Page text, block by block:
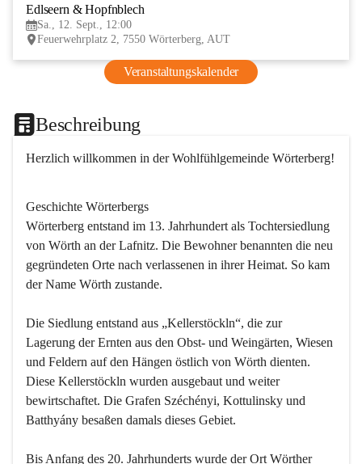
Edlseern & Hopfnblech
Sa., 12. Sept., 12:00
Feuerwehrplatz 2, 7550 Wörterberg, AUT
Veranstaltungskalender
Beschreibung
Herzlich willkommen in der Wohlfühlgemeinde Wörterberg!
Geschichte Wörterbergs
Wörterberg entstand im 13. Jahrhundert als Tochtersiedlung
von Wörth an der Lafnitz. Die Bewohner benannten die neu
gegründeten Orte nach verlassenen in ihrer Heimat. So kam
der Name Wörth zustande.
Die Siedlung entstand aus „Kellerstöckln“, die zur
Lagerung der Ernten aus den Obst- und Weingärten, Wiesen
und Feldern auf den Hängen östlich von Wörth dienten.
Diese Kellerstöckln wurden ausgebaut und weiter
bewirtschaftet. Die Grafen Széchényi, Kottulinsky und
Batthyány besaßen damals dieses Gebiet.
Bis Anfang des 20. Jahrhunderts wurde der Ort Wörther